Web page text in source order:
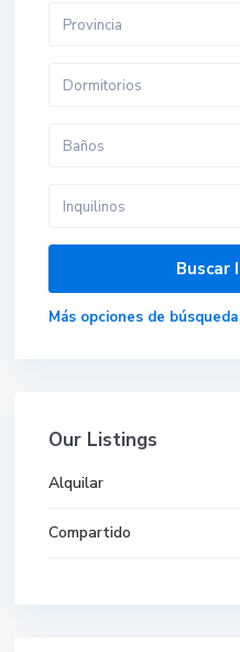
Provincia
Dormitorios
Baños
Inquilinos
Más opciones de búsqueda
Our Listings
Alquilar
Compartido